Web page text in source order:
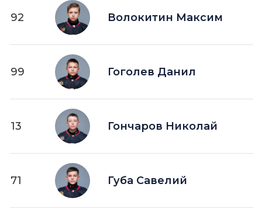
92 Волокитин Максим
99 Гоголев Данил
13 Гончаров Николай
71 Губа Савелий